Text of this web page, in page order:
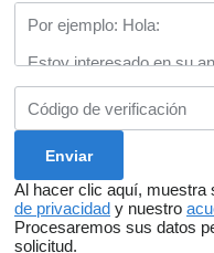
Al hacer clic aquí, muestra
de privacidad y nuestro
Procesaremos sus datos
solicitud.